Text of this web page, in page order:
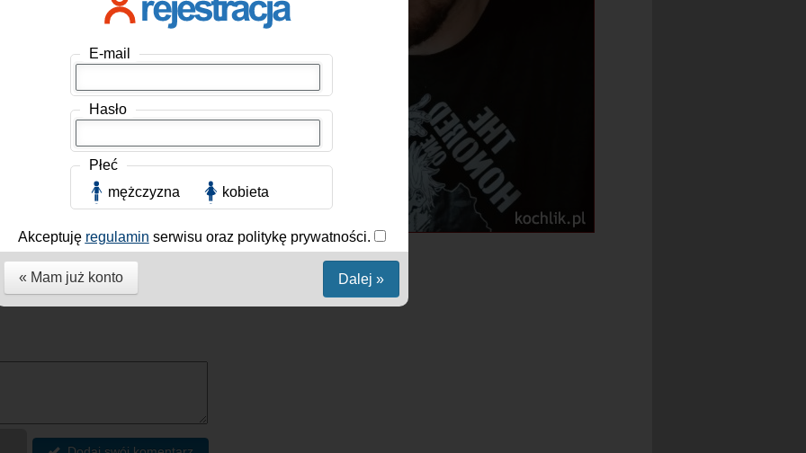
Wrażliwość
Uprzejmość
do krytycznego myślenia
Kuchnia azjatycka
Seriale
Muzyka
spotkań kobiet
z nich od dawna jestem
ja
E-mail
Hasło
Płeć
mężczyzna
kobieta
Akceptuję regulamin serwisu oraz politykę prywatności.
« Mam już konto Dalej »